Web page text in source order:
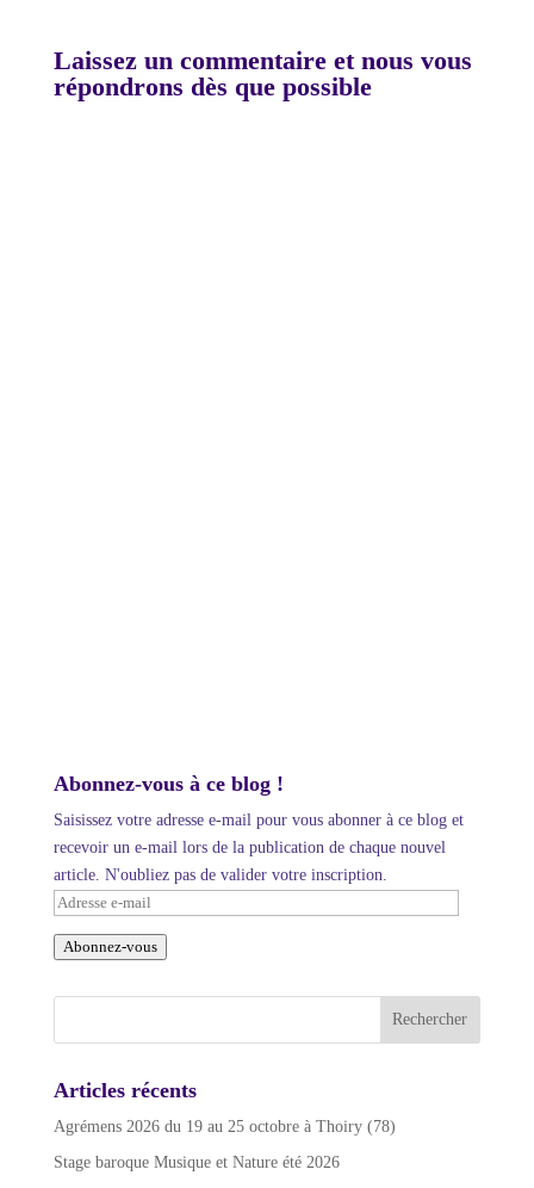
Laissez un commentaire et nous vous
répondrons dès que possible
Abonnez-vous à ce blog !
Saisissez votre adresse e-mail pour vous abonner à ce blog et
recevoir un e-mail lors de la publication de chaque nouvel
article. N'oubliez pas de valider votre inscription.
Adresse
mail
Abonnez-vous
Articles récents
Agrémens 2026 du 19 au 25 octobre à Thoiry (78)
Stage baroque Musique et Nature été 2026